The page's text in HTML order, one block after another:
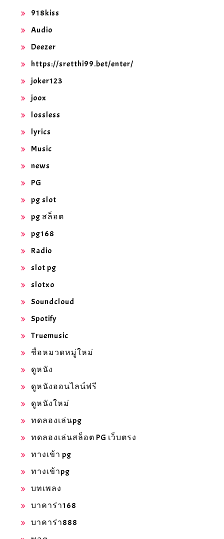
918kiss
Audio
Deezer
https://sretthi99.bet/enter/
joker123
joox
lossless
lyrics
Music
news
PG
pg slot
pg สล็อต
pg168
Radio
slot pg
slotxo
Soundcloud
Spotify
Truemusic
ชื่อหมวดหมู่ใหม่
ดูหนัง
ดูหนังออนไลน์ฟรี
ดูหนังใหม่
ทดลองเล่นpg
ทดลองเล่นสล็อต PG เว็บตรง
ทางเข้า pg
ทางเข้าpg
บทเพลง
บาคาร่า168
บาคาร่า888